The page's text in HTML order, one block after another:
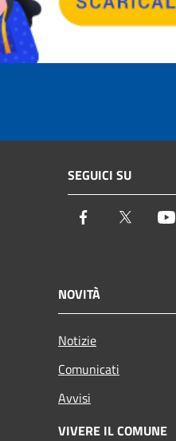
SEGUICI SU
Facebook Twitter
NOVITÀ
Notizie
Comunicati
Avvisi
VIVERE IL COMUNE